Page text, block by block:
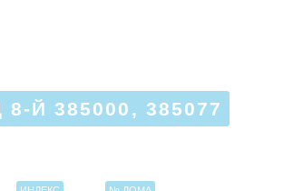
Й 385000, 385077